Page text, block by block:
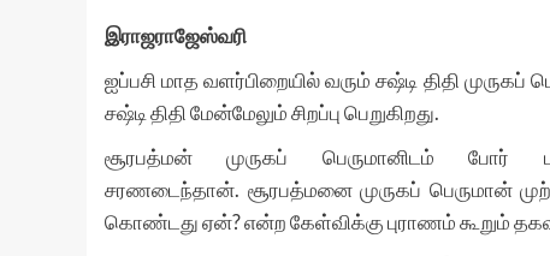
இராஜராஜேஸ்வரி
ஐப்பசி மாத வளர்பிறையில் வரும் சஷ்டி திதி
சஷ்டி திதி மேன்மேலும் சிறப்பு பெறுகிறது.
சூரபத்மன் முருகப் பெருமானிடம் போர்
சரணடைந்தான். சூரபத்மனை முருகப் பெருமான்
கொண்டது ஏன்? என்ற கேள்விக்கு புராணம் கூறும்